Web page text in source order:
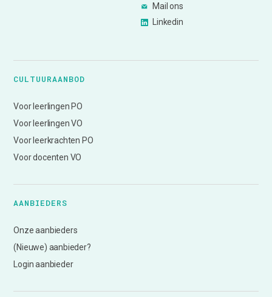
Mail ons
Linkedin
CULTUURAANBOD
Voor leerlingen PO
Voor leerlingen VO
Voor leerkrachten PO
Voor docenten VO
AANBIEDERS
Onze aanbieders
(Nieuwe) aanbieder?
Login aanbieder